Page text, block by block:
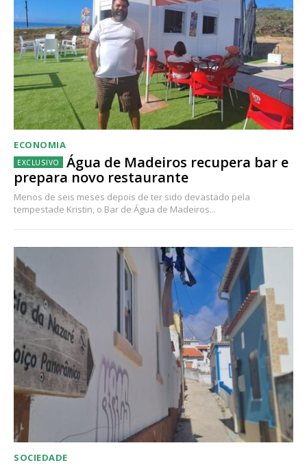
ECONOMIA
Água de Madeiros recupera bar e
prepara novo restaurante
Menos de seis meses depois de ter sido devastado pela
tempestade Kristin, o Bar de Água de Madeiros...
SOCIEDADE